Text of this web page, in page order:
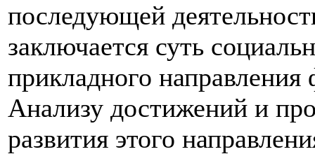
последующей
заключается суть
прикладного
Анализу достижений и
развития этого